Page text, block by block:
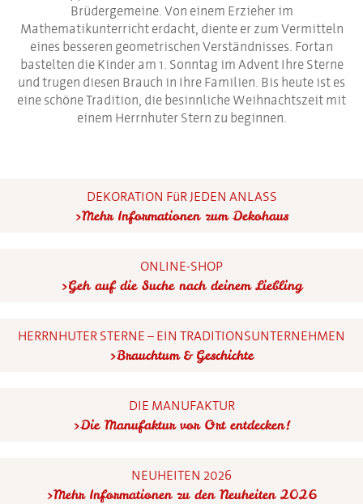
Brüdergemeine. Von einem Erzieher im
Mathematikunterricht erdacht, diente er zum Vermitteln
eines besseren geometrischen Verständnisses. Fortan
bastelten die Kinder am 1. Sonntag im Advent Ihre Sterne
und trugen diesen Brauch in Ihre Familien. Bis heute ist es
eine schöne Tradition, die besinnliche Weihnachtszeit mit
einem Herrnhuter Stern zu beginnen.
DEKORATION FüR JEDEN ANLASS
Mehr Informationen zum Dekohaus
ONLINE-SHOP
Geh auf die Suche nach deinem Liebling
HERRNHUTER STERNE – EIN TRADITIONSUNTERNEHMEN
Brauchtum & Geschichte
DIE MANUFAKTUR
Die Manufaktur vor Ort entdecken!
NEUHEITEN 2026
Mehr Informationen zu den Neuheiten 2026